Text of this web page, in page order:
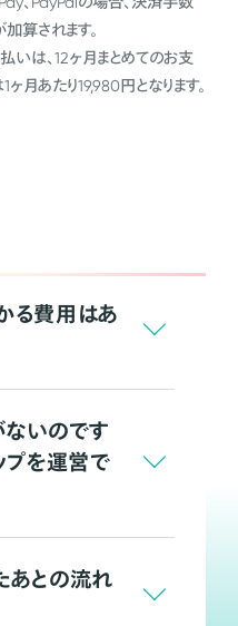
算されます。
いは、12ヶ月まとめてのお支
月あたり19,980円となります。
る費用はあ
いのです
プを運営で
あとの流れ